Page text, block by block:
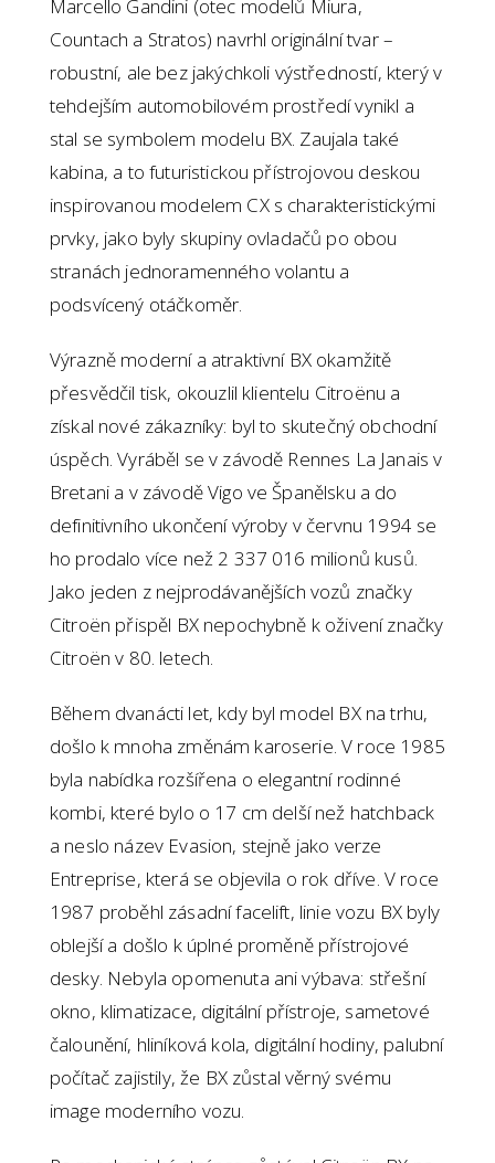
Marcello Gandini (otec modelů Miura,
Countach a Stratos) navrhl originální tvar –
robustní, ale bez jakýchkoli výstředností, který v
tehdejším automobilovém prostředí vynikl a
stal se symbolem modelu BX. Zaujala také
kabina, a to futuristickou přístrojovou deskou
inspirovanou modelem CX s charakteristickými
prvky, jako byly skupiny ovladačů po obou
stranách jednoramenného volantu a
podsvícený otáčkoměr.
Výrazně moderní a atraktivní BX okamžitě
přesvědčil tisk, okouzlil klientelu Citroënu a
získal nové zákazníky: byl to skutečný obchodní
úspěch. Vyráběl se v závodě Rennes La Janais v
Bretani a v závodě Vigo ve Španělsku a do
definitivního ukončení výroby v červnu 1994 se
ho prodalo více než 2 337 016 milionů kusů.
Jako jeden z nejprodávanějších vozů značky
Citroën přispěl BX nepochybně k oživení značky
Citroën v 80. letech.
Během dvanácti let, kdy byl model BX na trhu,
došlo k mnoha změnám karoserie. V roce 1985
byla nabídka rozšířena o elegantní rodinné
kombi, které bylo o 17 cm delší než hatchback
a neslo název Evasion, stejně jako verze
Entreprise, která se objevila o rok dříve. V roce
1987 proběhl zásadní facelift, linie vozu BX byly
oblejší a došlo k úplné proměně přístrojové
desky. Nebyla opomenuta ani výbava: střešní
okno, klimatizace, digitální přístroje, sametové
čalounění, hliníková kola, digitální hodiny, palubní
počítač zajistily, že BX zůstal věrný svému
image moderního vozu.